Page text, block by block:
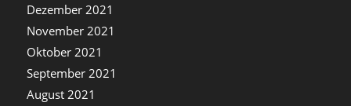
Dezember 2021
November 2021
Oktober 2021
September 2021
August 2021